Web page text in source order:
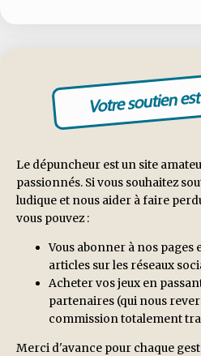
Votre soutien
Le dépuncheur est un site
passionnés. Si vous souhaitez
ludique et nous aider à faire
vous pouvez :
Vous abonner à nos
articles sur les réseaux
Acheter vos jeux en
partenaires (qui nous
commission totalement
Merci d'avance pour chaque